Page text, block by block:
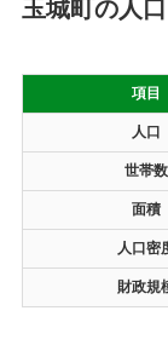
玉城町の人
項目
人口
世帯数
面積
人口密
財政規